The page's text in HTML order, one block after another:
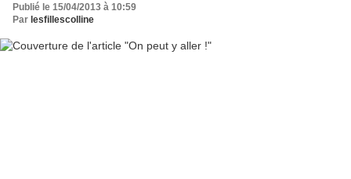
Publié le 15/04/2013 à 10:59
Par lesfillescolline